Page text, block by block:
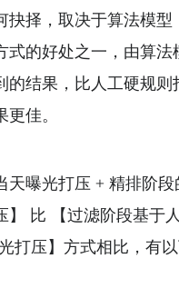
抉择，取决于算法模型
式的好处之一，由算法
的结果，比人工硬规则
佳。
天曝光打压 + 精排阶
】 比 【过滤阶段基于
打压】方式相比，有以